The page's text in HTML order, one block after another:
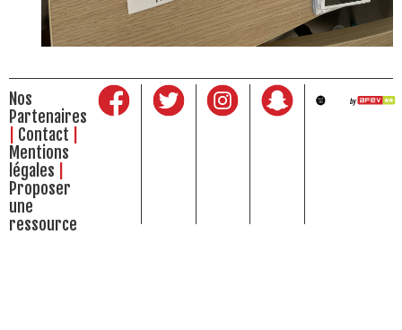
Nos
Partenaires
Contact
Mentions
légales
Proposer
une
ressource